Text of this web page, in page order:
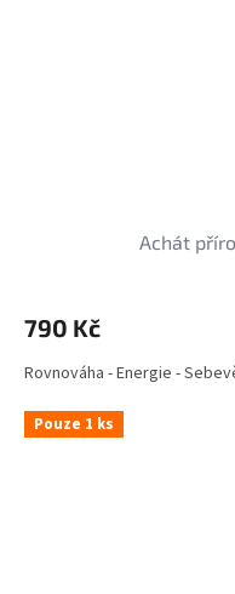
Achát
790 Kč
Rovnováha - Energie -
Pouze 1 ks